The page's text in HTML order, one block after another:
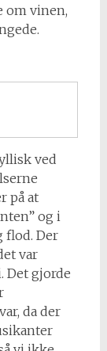
om vinen,
ved
på at
og i
flod. Der
var
Det gjorde
da der